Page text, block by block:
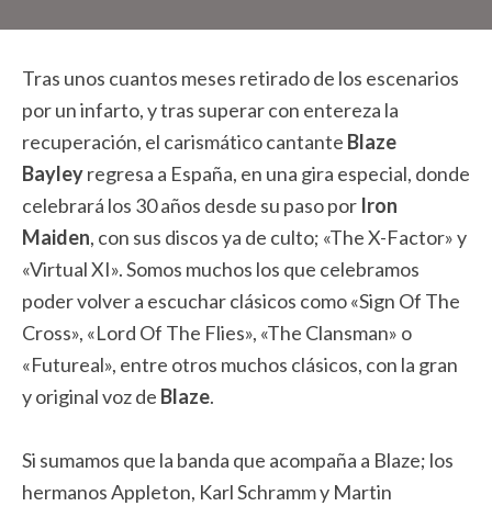
Tras unos cuantos meses retirado de los escenarios
por un infarto, y tras superar con entereza la
recuperación, el carismático cantante Blaze
Bayleyregresa a España, en una gira especial, donde
celebrará los 30 años desde su paso por Iron
Maiden, con sus discos ya de culto; «The X-Factor» y
«Virtual XI». Somos muchos los que celebramos
poder volver a escuchar clásicos como «Sign Of The
Cross», «Lord Of The Flies», «The Clansman» o
«Futureal», entre otros muchos clásicos, con la gran
y original voz de Blaze.
Si sumamos que la banda que acompaña a Blaze; los
hermanos Appleton, Karl Schramm y Martin